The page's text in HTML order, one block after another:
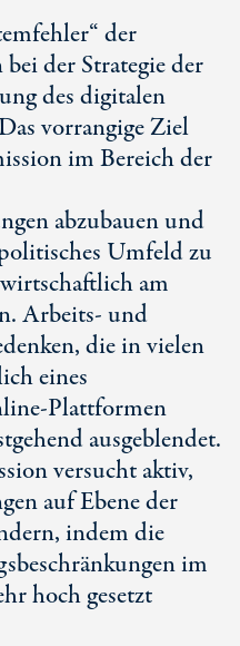
der
der Strategie der
des digitalen
vorrangige Ziel
im Bereich der
abzubauen und
Umfeld zu
am
Arbeits- und
die in vielen
eines
Plattformen
ausgeblendet.
versucht aktiv,
auf Ebene der
indem die
im
hoch gesetzt